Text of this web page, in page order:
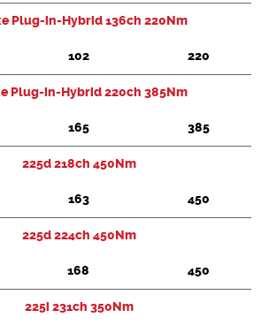
Plug-in-Hybrid 136ch 220Nm
102 220
Plug-in-Hybrid 220ch 385Nm
165 385
225d 218ch 450Nm
163 450
225d 224ch 450Nm
168 450
225i 231ch 350Nm